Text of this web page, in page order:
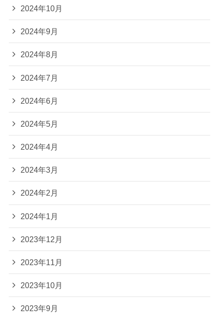
2024年10月
2024年9月
2024年8月
2024年7月
2024年6月
2024年5月
2024年4月
2024年3月
2024年2月
2024年1月
2023年12月
2023年11月
2023年10月
2023年9月